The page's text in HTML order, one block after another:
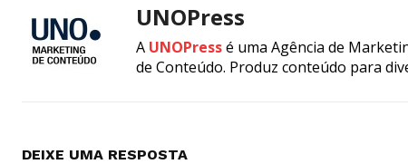
UNOPress
A UNOPressé uma Agência de
de Conteúdo. Produz conteúdo para
DEIXE UMA RESPOSTA